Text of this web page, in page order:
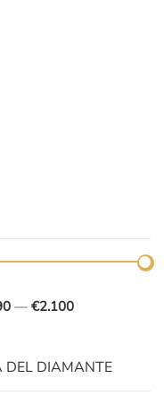
— €2.100
DEL DIAMANTE